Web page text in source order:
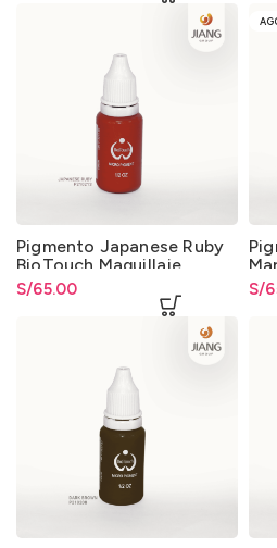
Pigmento Japanese Ruby
BioTouch Maquillaje
Permanente y
Microblading
S/65.00 S/